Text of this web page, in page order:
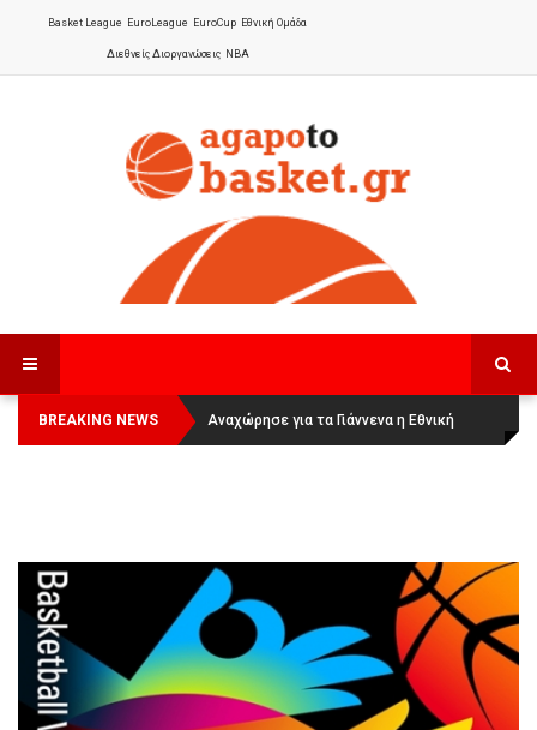
Basket League EuroLeague EuroCup Εθνική Ομάδα
Διεθνείς Διοργανώσεις NBA
BREAKING NEWS
Οι Πάνθηρες Καβάλας στην Women
Basketball League 1
Αναχώρησε για τα Γιάννενα η Εθνική
Γυναικών: